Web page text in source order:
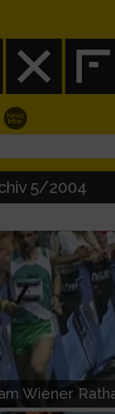
5/2004
Wiener